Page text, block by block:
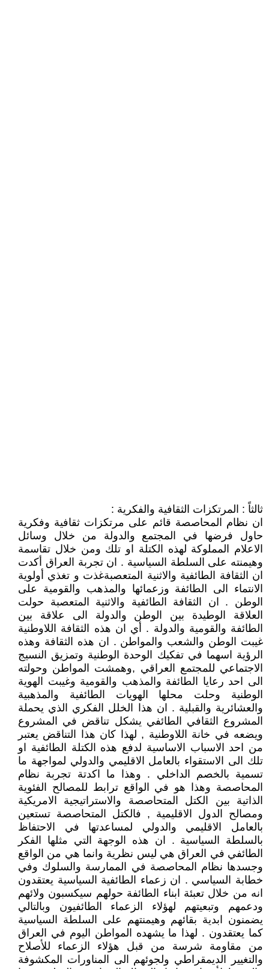
ثالثاً : المرتكزات الثقافية والفكرية :
ان نظام المحاصصة قائم على مرتكزات ثقافية وفكرية
حاول فرضها في المجتمع والدولة من خلال وسائل
الاعلام المملوكة لهذه الكتلة او تلك ومن خلال تقاسمة
وهيمنته على السلطة السياسية . ان تجربة العراق أكدت
ان الثقافة الطائفية والاثنية المتعصبةغذت و تغذي أولوية
الانتماء الى الطائفة وزعمائها والمذهب والقومية على
الوطن . ان الثقافة الطائفية والاثنية المتعصبة حولت
العلاقة الوطيدة بين الوطن والدولة الى علاقة بين
الطائفة والقومية والدولة . أي ان هذه الثقافة اللاوطنية
غيبت الوطن والشعب والمواطن . ان هذه الثقافة وهذه
الرؤية اسهما في تفكيك الوحدة الوطنية وتمزيق النسيج
الاجتماعي للمجتمع العراقي ,وهمشت المواطن وحولته
الى احد رعايا الطائفة والمذهب والقومية وغيبت الهوية
الوطنية وحلت محلها الهويات الطائفية والمذهبية
والعشائرية والقبلية . ان هذا الخلل الفكري الذي يحملة
المشروع الثقافي الطائفي يشكل تناقض في المشروع
ويضعه في خانة اللاوطنية , لهذا كان هذا التناقض يعتبر
من احد الاسباب الاساسية لدفع هذه الكتلة الطائفية او
تلك الى الاستقواء بالعامل الاقليمي والدولي لمواجهة ما
تسمية بالخصم الداخلي . وهذا ما اكدتة تجربة نظام
المحاصصة وهذا هو في الواقع ترابط للمصالح الفئوية
الذاتية بين الكتل المتحاصصة والاستراتيجية الامريكية
ومصالح الدول الاقليمية , فالكتل المتحاصصة تستعين
بالعامل الاقليمي والدولي لمساعدتها في الاحتفاظ
بالسلطة السياسية . ان هذه الوجهة التي مثلها الفكر
الطائفي في العراق هي ليس نظرية وانما هي من الواقع
وجسدها نظام المحاصصة في الممارسة والسلوك وفي
خطابة السياسي . ان زعماء الطائفية السياسية يعتقدون
انه من خلال تعبئة ابناء الطائفة حولهم سيكسبون ولائهم
ودعمهم وتبعيتهم لهؤلاء الزعماء الطائفيون وبالتالي
يضمنون ابدية بقائهم وهيمنتهم على السلطة السياسية
كما يعتقدون . لهذا ما يشهده المواطن اليوم في العراق
من مقاومة شرسة من قبل هؤلاء الزعماء للأصلاح
والتغيير الديمقراطي ولجوئهم الى المناورات المكشوفة